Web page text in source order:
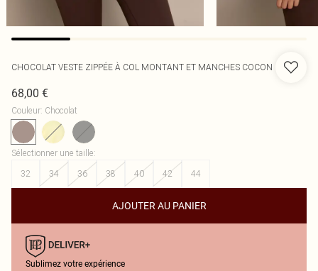
CHOCOLAT VESTE ZIPPÉE À COL MONTANT ET MANCHES COCON
68,00 €
Couleur: Chocolat
Sélectionner une taille:
32
34 36 38 40 42 44
AJOUTER AU PANIER
Sublimez votre expérience